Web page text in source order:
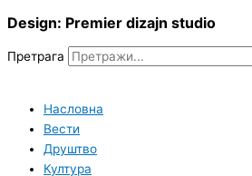
Design: Premier dizajn studio
Претрага
Насловна
Вести
Друштво
Култура